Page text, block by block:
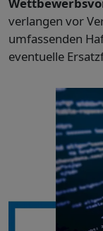
verlangen vor
umfassenden
eventuelle